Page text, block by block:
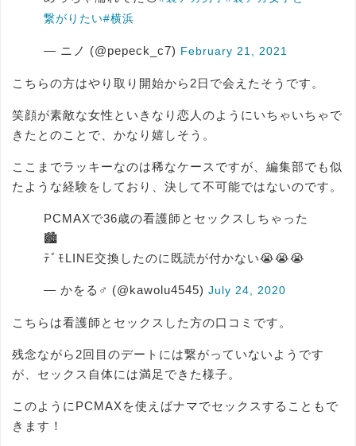
繋がりたい#横浜
— ニノ (@pepeck_c7) February 21, 2021
こちらの方はやり取り開始から2日で会えたそうです。
笑顔が素敵な女性といきなり恋人のようにいちゃいちゃで
きたとのことで、かなり嬉しそう。
ここまでラッキーなのは稀なケースですが、編集部でも似
たような経験をしており、決して不可能ではないのです。
PCMAXで36歳の看護師とセックスしちゃった
🏙
ﾃﾞﾓLINE交換したのに既読が付かない😭😭😭
— かをる♂ (@kawolu4545) July 24, 2020
こちらは看護師とセックスした方の口コミです。
残念ながら2回目のデートには繋がっていないようです
が、セックス自体には満足できた様子。
このようにPCMAXを使えばナマでセックスすることもで
きます！